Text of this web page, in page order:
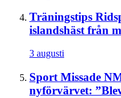
Träningstips
islandshäst från
3 augusti
Sport Missade
nyförvärvet: